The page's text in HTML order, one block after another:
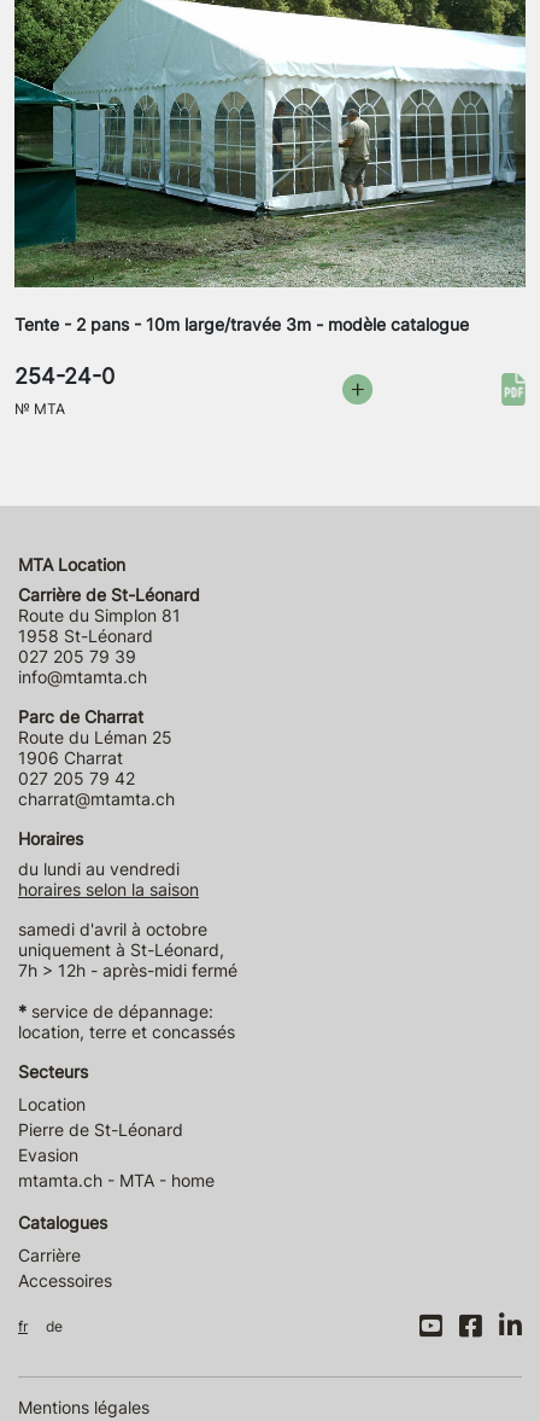
Tente - 2 pans - 10m large/travée 3m - modèle catalogue
254-24-0
№ MTA
MTA Location
Carrière de St-Léonard
Route du Simplon 81
1958 St-Léonard
027 205 79 39
info@mtamta.ch
Parc de Charrat
Route du Léman 25
1906 Charrat
027 205 79 42
charrat@mtamta.ch
Horaires
du lundi au vendredi
horaires selon la saison
samedi d'avril à octobre
uniquement à St-Léonard,
7h > 12h - après-midi fermé
* service de dépannage:
location, terre et concassés
Secteurs
Location
Pierre de St-Léonard
Evasion
mtamta.ch - MTA - home
Catalogues
Carrière
Accessoires
fr de
Mentions légales